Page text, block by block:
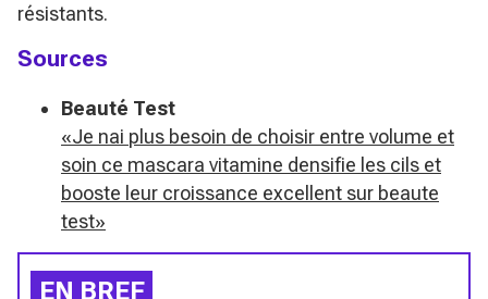
résistants.
Sources
Beauté Test
«Je nai plus besoin de choisir entre volume et
soin ce mascara vitamine densifie les cils et
booste leur croissance excellent sur beaute
test»
EN BREF